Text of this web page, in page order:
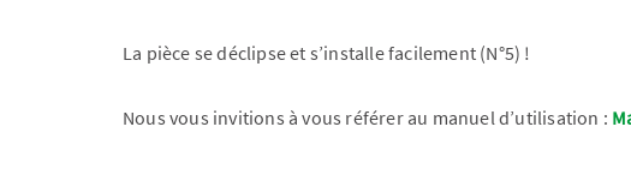
La pièce se déclipse et s’installe facilement (N°5) !
Nous vous invitions à vous référer au manuel d’utilisation :